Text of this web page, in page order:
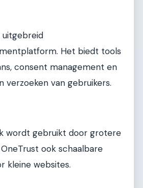
uitgebreid
Het biedt tools
consent management en
verzoeken van gebruikers.
wordt gebruikt door grotere
ook schaalbare
kleine websites.